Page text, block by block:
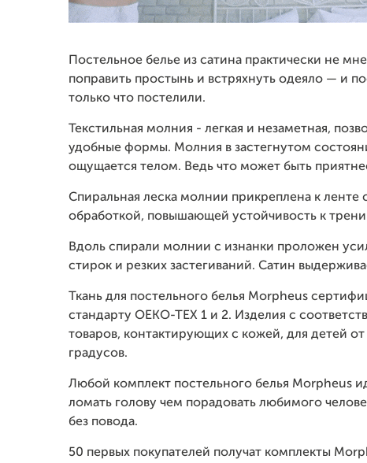
Постельное белье из сатина практически не
поправить простынь и встряхнуть одеяло — и
только что постелили.
Текстильная молния - легкая и незаметная,
удобные формы. Молния в застегнутом
ощущается телом. Ведь что может быть
Спиральная леска молнии прикреплена к
обработкой, повышающей устойчивость к
Вдоль спирали молнии с изнанки проложен
стирок и резких застегиваний. Сатин
Ткань для постельного белья Morpheus
стандарту OEKO-TEX 1 и 2. Изделия с
товаров, контактирующих с кожей, для детей
градусов.
Любой комплект постельного белья Morpheus
ломать голову чем порадовать любимого
без повода.
50 первых покупателей получат комплекты